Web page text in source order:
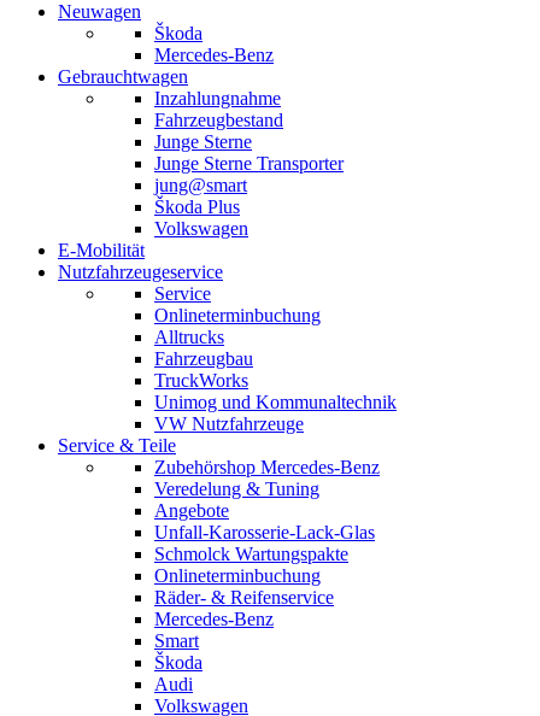
Neuwagen
Škoda
Mercedes-Benz
Gebrauchtwagen
Inzahlungnahme
Fahrzeugbestand
Junge Sterne
Junge Sterne Transporter
jung@smart
Škoda Plus
Volkswagen
E-Mobilität
Nutzfahrzeugeservice
Service
Onlineterminbuchung
Alltrucks
Fahrzeugbau
TruckWorks
Unimog und Kommunaltechnik
VW Nutzfahrzeuge
Service & Teile
Zubehörshop Mercedes-Benz
Veredelung & Tuning
Angebote
Unfall-Karosserie-Lack-Glas
Schmolck Wartungspakte
Onlineterminbuchung
Räder- & Reifenservice
Mercedes-Benz
Smart
Škoda
Audi
Volkswagen